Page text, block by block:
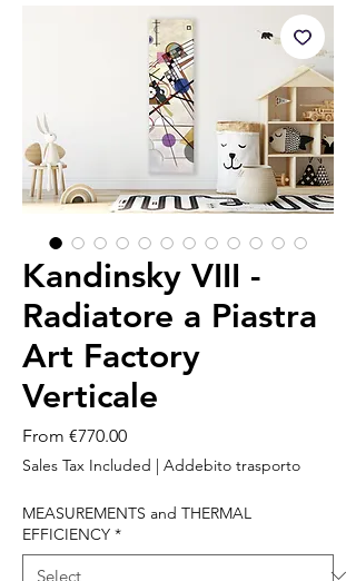
Kandinsky VIII -
Radiatore a Piastra
Art Factory
Verticale
From €770.00Sale
Price
Sales Tax Included | Addebito trasporto
MEASUREMENTS and THERMAL
EFFICIENCY *